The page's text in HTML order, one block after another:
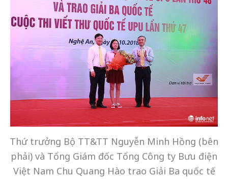
Thứ trưởng Bộ TT&TT Nguyễn Minh Hồng (bên
phải) và Tổng Giám đốc Tổng Công ty Bưu điện
Việt Nam Chu Quang Hào trao Giải Ba quốc tế